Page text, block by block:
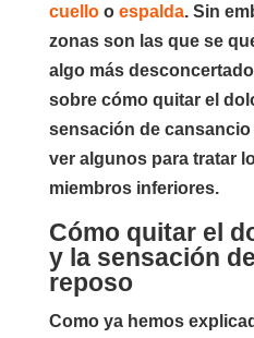
cuelloo espalda. Sin
zonas son las que se
algo más
sobre cómo quitar el
sensación de
ver algunos para tratar
miembros inferiores.
Cómo quitar el
y la sensación
reposo
Como ya hemos